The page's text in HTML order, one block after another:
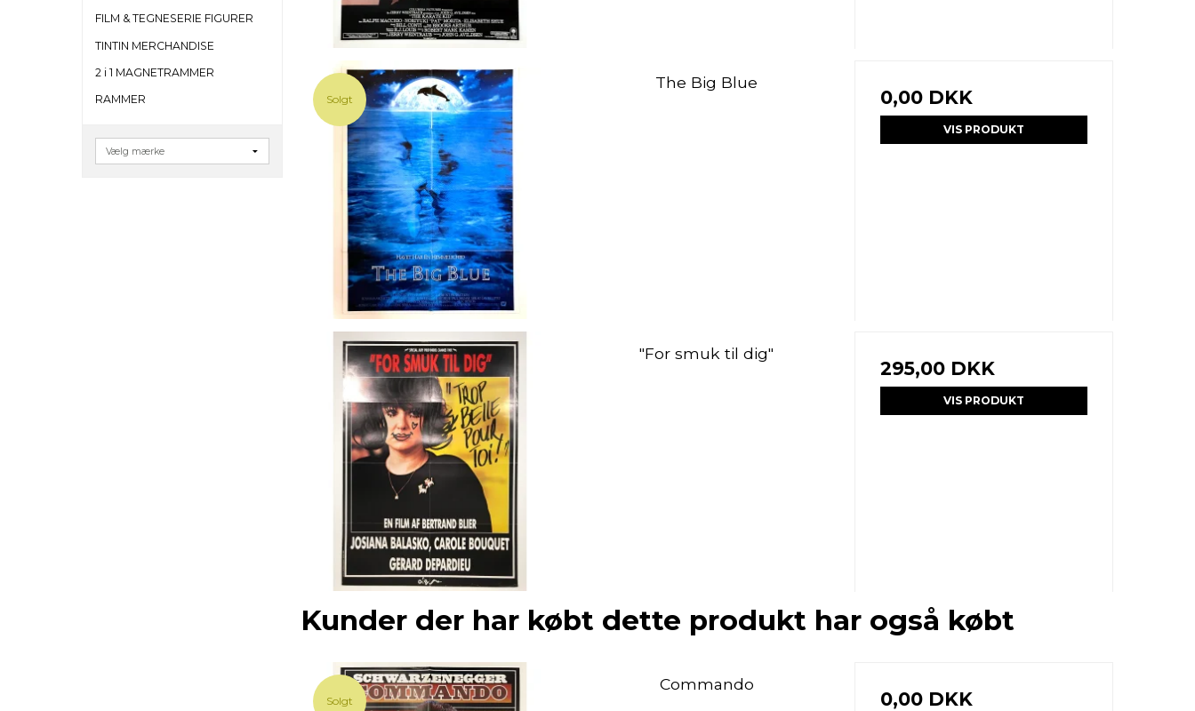
FILM & TEGNESERIE FIGURER
TINTIN MERCHANDISE
2 i 1 MAGNETRAMMER
RAMMER Solgt
The Big Blue
0,00 DKK
VIS PRODUKT
"For smuk til dig"
295,00 DKK
VIS PRODUKT
Kunder der har købt dette produkt har også købt
Solgt
Commando
0,00 DKK